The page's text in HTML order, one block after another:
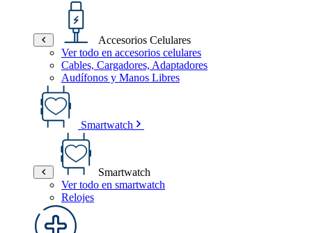
Accesorios Celulares
Ver todo en accesorios celulares
Cables, Cargadores, Adaptadores
Audífonos y Manos Libres
Smartwatch
Smartwatch
Ver todo en smartwatch
Relojes